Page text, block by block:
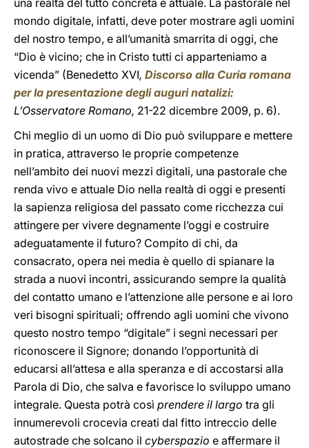
una realtà del tutto concreta e attuale. La pastorale nel
mondo digitale, infatti, deve poter mostrare agli uomini
del nostro tempo, e all’umanità smarrita di oggi, che
“Dio è vicino; che in Cristo tutti ci apparteniamo a
vicenda” (Benedetto XVI, Discorso alla Curia romana
per la presentazione degli auguri natalizi:
L’Osservatore Romano, 21-22 dicembre 2009, p. 6).
Chi meglio di un uomo di Dio può sviluppare e mettere
in pratica, attraverso le proprie competenze
nell’ambito dei nuovi mezzi digitali, una pastorale che
renda vivo e attuale Dio nella realtà di oggi e presenti
la sapienza religiosa del passato come ricchezza cui
attingere per vivere degnamente l’oggi e costruire
adeguatamente il futuro? Compito di chi, da
consacrato, opera nei media è quello di spianare la
strada a nuovi incontri, assicurando sempre la qualità
del contatto umano e l’attenzione alle persone e ai loro
veri bisogni spirituali; offrendo agli uomini che vivono
questo nostro tempo “digitale” i segni necessari per
riconoscere il Signore; donando l’opportunità di
educarsi all’attesa e alla speranza e di accostarsi alla
Parola di Dio, che salva e favorisce lo sviluppo umano
integrale. Questa potrà così prendere il largo tra gli
innumerevoli crocevia creati dal fitto intreccio delle
autostrade che solcano il cyberspazio e affermare il